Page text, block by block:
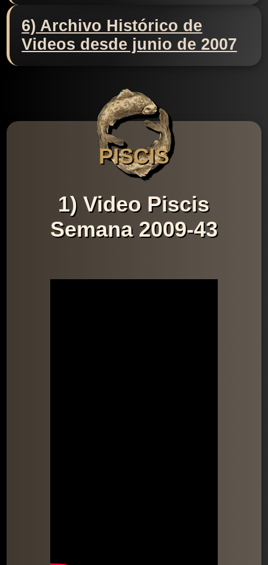
6) Archivo Histórico de
Videos desde junio de 2007
PISCIS
1) Video Piscis
Semana 2009-43